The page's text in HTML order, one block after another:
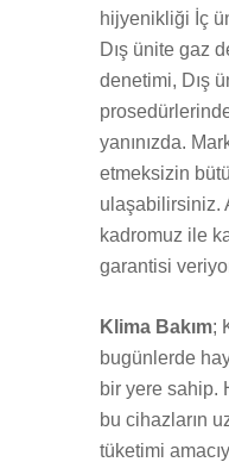
hijyenikliği İç
Dış ünite gaz
denetimi, Dış
yanınızda.
etmeksizin
ulaşabilirsiniz.
kadromuz ile
garantisi
Klima Bakım;
bugünlerde
bir yere sahip.
bu cihazların
tüketimi